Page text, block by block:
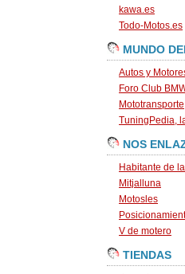
kawa.es
Todo-Motos.es
MUNDO
Autos y
Foro Club
Mototransporte
TuningPedia,
NOS
Habitante de
Mitjalluna
Motosles
V de motero
TIENDAS